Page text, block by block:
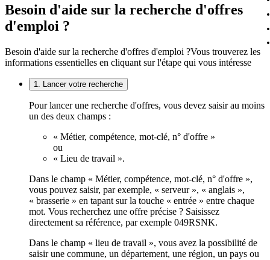
Besoin d'aide sur la recherche d'offres
d'emploi ?
Besoin d'aide sur la recherche d'offres d'emploi ?Vous trouverez les
informations essentielles en cliquant sur l'étape qui vous intéresse
1. Lancer votre recherche
Pour lancer une recherche d'offres, vous devez saisir au moins
un des deux champs :
« Métier, compétence, mot-clé, n° d'offre »
ou
« Lieu de travail ».
Dans le champ « Métier, compétence, mot-clé, n° d'offre »,
vous pouvez saisir, par exemple, « serveur », « anglais »,
« brasserie » en tapant sur la touche « entrée » entre chaque
mot. Vous recherchez une offre précise ? Saisissez
directement sa référence, par exemple 049RSNK.
Dans le champ « lieu de travail », vous avez la possibilité de
saisir une commune, un département, une région, un pays ou